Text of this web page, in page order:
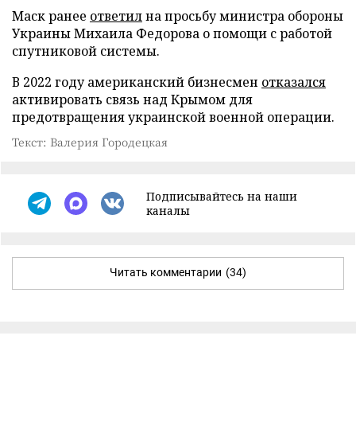
Маск ранее ответилна просьбу министра обороны
Украины Михаила Федорова о помощи с работой
спутниковой системы.
В 2022 году американский бизнесмен отказался
активировать связь над Крымом для
предотвращения украинской военной операции.
Текст: Валерия Городецкая
Подписывайтесь на наши
каналы
Читать комментарии (34)